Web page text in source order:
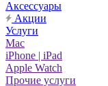
Аксессуары
Акции
Услуги
Mac
iPhone | iPad
Apple Watch
Прочие услуги